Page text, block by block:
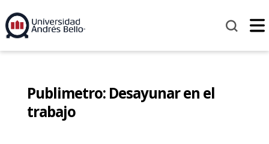
Publimetro: Desayunar en el
trabajo